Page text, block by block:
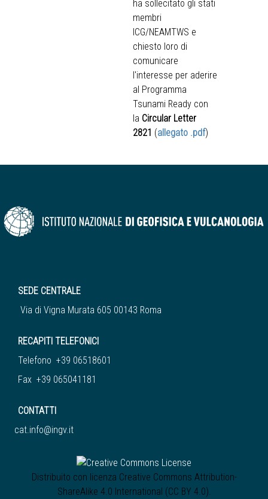
ha sollecitato gli stati
membri
ICG/NEAMTWS e
chiesto loro di
comunicare
l'interesse per aderire
al Programma
Tsunami Ready con
la Circular Letter
2821 (allegato .pdf)
SEDE CENTRALE
Via di Vigna Murata 605 00143 Roma
RECAPITI TELEFONICI
Telefono +39 06518601
Fax +39 065041181
CONTATTI
cat.info@ingv.it
Distribuito con licenza Creative Commons Attribution-
ShareAlike 4.0 International (CC BY 4.0)